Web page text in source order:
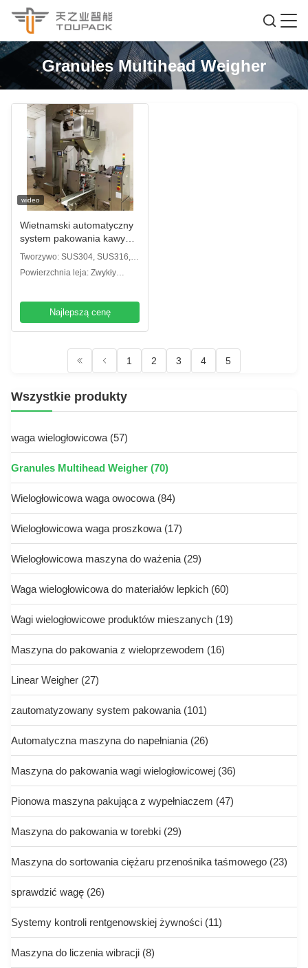
Granules Multihead Weigher
wideo
Wietnamski automatyczny
system pakowania kawy
Doypack, palona kawa
ziarnista, torba z klinem,
torebka strunowa,
drukarką daty
Tworzywo: SUS304, SUS316,
stal węglowa
Powierzchnia leja: Zwykły
Najlepszą cenę
1 2 3 4 5
Wszystkie produkty
waga wielogłowicowa (57)
Granules Multihead Weigher (70)
Wielogłowicowa waga owocowa (84)
Wielogłowicowa waga proszkowa (17)
Wielogłowicowa maszyna do ważenia (29)
Waga wielogłowicowa do materiałów lepkich (60)
Wagi wielogłowicowe produktów mieszanych (19)
Maszyna do pakowania z wieloprzewodem (16)
Linear Weigher (27)
zautomatyzowany system pakowania (101)
Automatyczna maszyna do napełniania (26)
Maszyna do pakowania wagi wielogłowicowej (36)
Pionowa maszyna pakująca z wypełniaczem (47)
Maszyna do pakowania w torebki (29)
Maszyna do sortowania ciężaru przenośnika taśmowego (23)
sprawdzić wagę (26)
Systemy kontroli rentgenowskiej żywności (11)
Maszyna do liczenia wibracji (8)